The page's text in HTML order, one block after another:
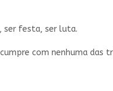
ser festa, ser luta.
com nenhuma das